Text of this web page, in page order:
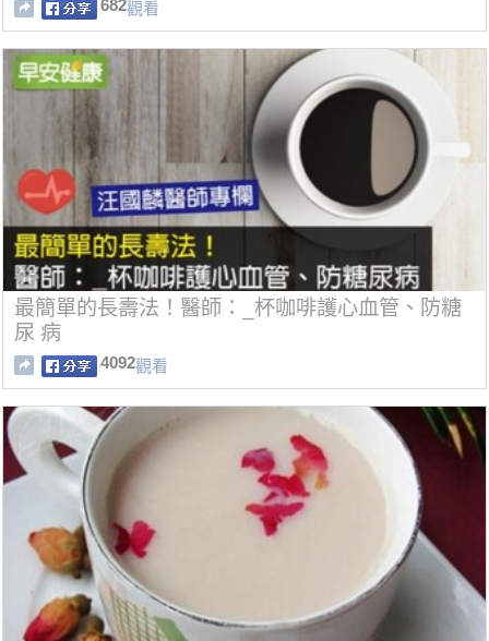
682觀看
最簡單的長壽法！醫師：_杯咖啡護心血管、防糖
尿 病
4092觀看